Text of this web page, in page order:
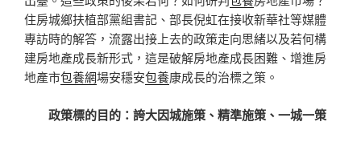
住房城鄉扶植部黨組書記、部長倪虹在接收新華社等媒體
專訪時的解答，流露出接上去的政策走向思緒以及若何構
建房地產成長新形式，這是破解房地產成長困難、增進房
地產市包養網場安穩安包養康成長的治標之策。
政策標的目的：誇大因城施策、精準施策、一城一策